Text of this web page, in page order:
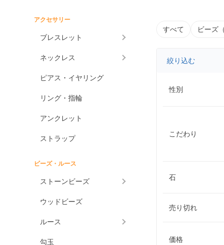
アクセサリー
ブレスレット
ネックレス
ピアス・イヤリング
リング・指輪
アンクレット
ストラップ
ビーズ・ルース
ストーンビーズ
ウッドビーズ
ルース
勾玉
すべて ビーズ
絞り込む
性別
こだわり
石
売り切れ
価格